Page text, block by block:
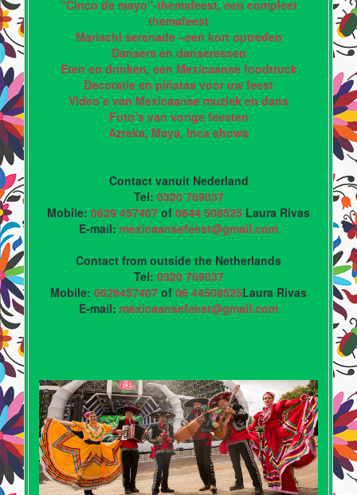
“Cinco de mayo”-themafeest, een compleet
themafeest
Mariachi serenade –een kort optreden
Dansers en danseressen
Eten en drinken, een Mexicaanse foodtruck
Decoratie en piñatas voor uw feest
Video’s van Mexicaanse muziek en dans
Foto’s van vorige feesten
Azteka, Maya, Inca shows
Contact vanuit Nederland
Tel: 0320 769037
Mobile: 0629 457407 of 0644 508525 Laura Rivas
E-mail: mexicaansefeest@gmail.com
Contact from outside the Netherlands
Tel: 0320 769037
Mobile: 0629457407 of 06 44508525Laura Rivas
E-mail: mexicaansefeest@gmail.com